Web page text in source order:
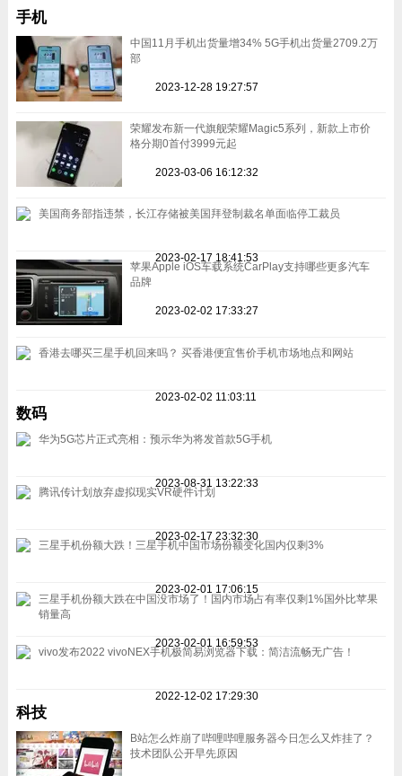
手机
中国11月手机出货量增34% 5G手机出货量2709.2万
部
2023-12-28 19:27:57
荣耀发布新一代旗舰荣耀Magic5系列，新款上市价
格分期0首付3999元起
2023-03-06 16:12:32
美国商务部指违禁，长江存储被美国拜登制裁名单面临停工裁员
2023-02-17 18:41:53
苹果Apple iOS车载系统CarPlay支持哪些更多汽车
品牌
2023-02-02 17:33:27
香港去哪买三星手机回来吗？ 买香港便宜售价手机市场地点和网站
2023-02-02 11:03:11
数码
华为5G芯片正式亮相：预示华为将发首款5G手机
2023-08-31 13:22:33
腾讯传计划放弃虚拟现实VR硬件计划
2023-02-17 23:32:30
三星手机份额大跌！三星手机中国市场份额变化国内仅剩3%
2023-02-01 17:06:15
三星手机份额大跌在中国没市场了！国内市场占有率仅剩1%国外比苹果
销量高
2023-02-01 16:59:53
vivo发布2022 vivoNEX手机极简易浏览器下载：简洁流畅无广告！
2022-12-02 17:29:30
科技
B站怎么炸崩了哔哩哔哩服务器今日怎么又炸挂了？
技术团队公开早先原因